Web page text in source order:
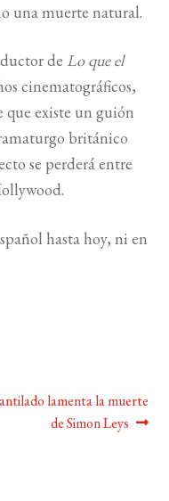
una muerte natural.
de Lo que el
cinematográficos,
que existe un guión
británico
se perderá entre
hasta hoy, ni en
lamenta la muerte
de Simon Leys